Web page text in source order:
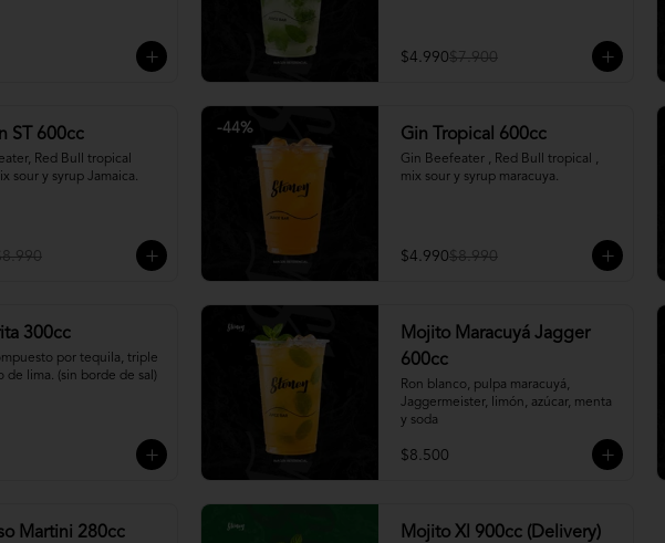
$4.990$7.900
ST 600cc
Red Bull tropical
sour y syrup Jamaica.
-44% Gin Tropical 600cc
Gin Beefeater , Red Bull tropical ,
mix sour y syrup maracuya.
$4.990$8.990
300cc
por tequila, triple
de lima. (sin borde de sal)
Mojito Maracuyá Jagger
600cc
Ron blanco, pulpa maracuyá,
Jaggermeister, limón, azúcar, menta
y soda
$8.500
Martini 280cc Mojito Xl 900cc (Delivery)